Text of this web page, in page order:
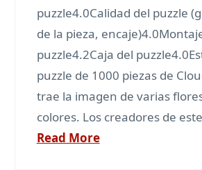
puzzle4.0Calidad del puzzle
de la pieza,
puzzle4.2Caja del
puzzle de 1000 piezas de
trae la imagen de varias
colores. Los creadores de
Read More